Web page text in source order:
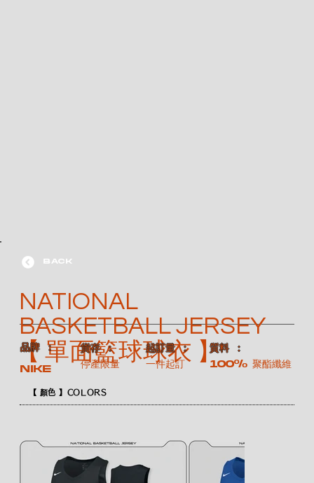
【 顏色 】COLORS
BACK
NATIONAL
BASKETBALL JERSEY
【 單面籃球球衣 】
​品牌 ：
NIKE
​貨存 ：
停產限量
​起訂量 ：
一件起訂
​質料 ：
100% 聚酯纖維